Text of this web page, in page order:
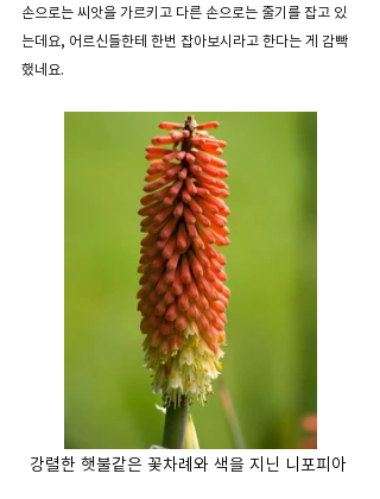
손으로는 씨앗을 가르키고 다른 손으로는 줄기를 잡고 있
는데요, 어르신들한테 한번 잡아보시라고 한다는 게 감빡
했네요.
강렬한 햇불같은 꽃차례와 색을 지닌 니포피아